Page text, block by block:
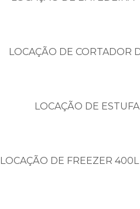
LOCAÇÃO DE CORTADOR
LOCAÇÃO DE
LOCAÇÃO DE FREEZER 400L